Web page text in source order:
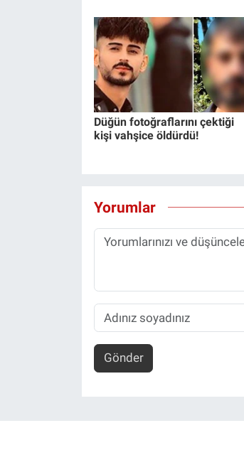
Düğün fotoğraflarını çektiği
kişi vahşice öldürdü!
Yorumlar
Gönder